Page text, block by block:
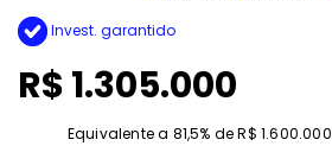
Invest. garantido
R$ 1.305.000
Equivalente a 81,5% de R$ 1.600.000